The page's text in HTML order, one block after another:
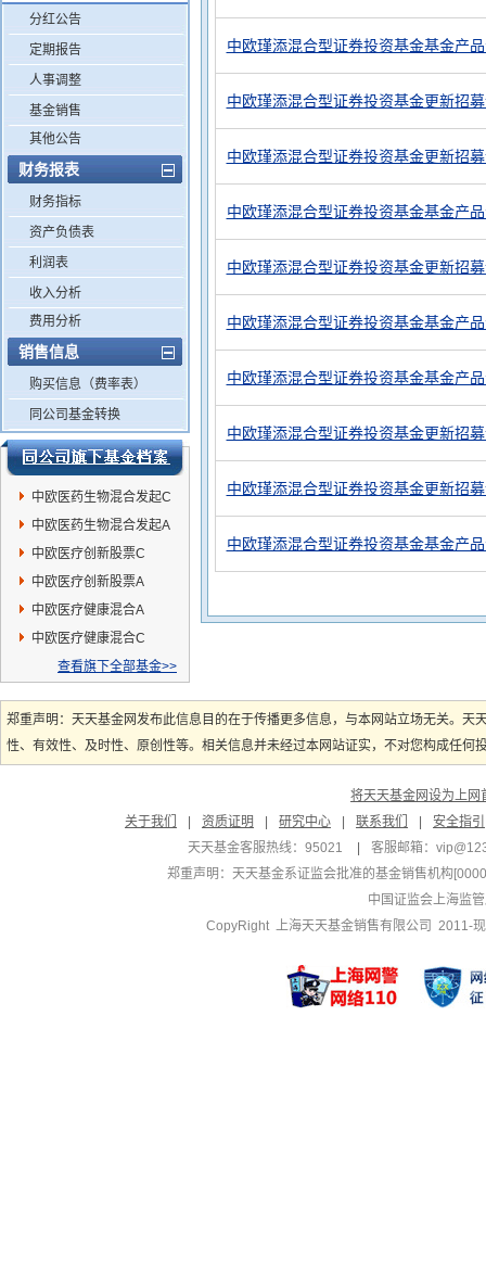
分红公告
定期报告
人事调整
基金销售
其他公告
财务报表
财务指标
资产负债表
利润表
收入分析
费用分析
销售信息
购买信息（费率表）
同公司基金转换
中欧医药生物混合发起C
中欧医药生物混合发起A
中欧医疗创新股票C
中欧医疗创新股票A
中欧医疗健康混合A
中欧医疗健康混合C
查看旗下全部基金>>
中欧瑾添混合型证券投资基金基金产
中欧瑾添混合型证券投资基金更新招
中欧瑾添混合型证券投资基金更新招
中欧瑾添混合型证券投资基金基金产
中欧瑾添混合型证券投资基金更新招
中欧瑾添混合型证券投资基金基金产
中欧瑾添混合型证券投资基金基金产
中欧瑾添混合型证券投资基金更新招
中欧瑾添混合型证券投资基金更新招
中欧瑾添混合型证券投资基金基金产
郑重声明：天天基金网发布此信息目的在于传播更多信息，与本网站立场无关。
性、有效性、及时性、原创性等。相关信息并未经过本网站证实，不对您构成任
将天天基金网设为上网
关于我们
资质证明 研究中心 联系我们
安全指引
天天基金客服热线：95021
客服邮箱：
郑重声明： 天天基金系证监会批准的基金销售机构
中国证监会上海监
CopyRight 上海天天基金销售有限公司 2011-